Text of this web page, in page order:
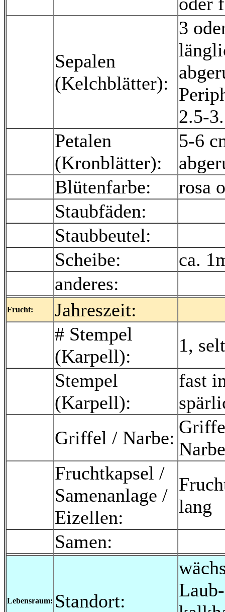
Sepalen
(Kelchblätter):
3
2.5-
Petalen
(Kronblätter):
5-6
Blütenfarbe:
rosa
Staubfäden:
Staubbeutel:
Scheibe:
ca.
anderes:
Frucht:
Jahreszeit:
# Stempel
(Karpell):
1,
Stempel
(Karpell):
fast
Griffel / Narbe:
Fruchtkapsel /
Samenanlage /
Eizellen:
lang
Samen:
Lebensraum: Standort: